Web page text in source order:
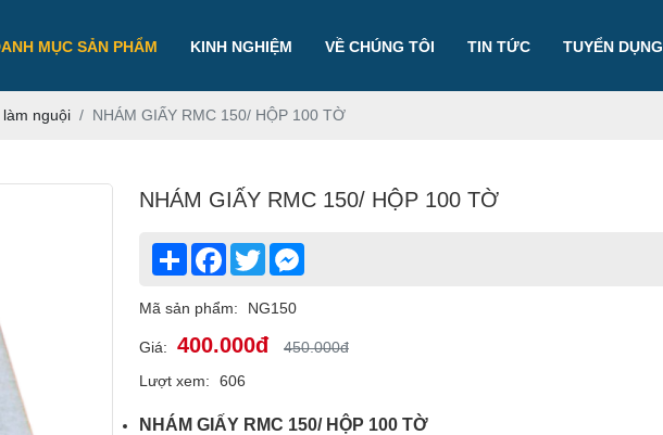
MỤC SẢN PHẨM KINH NGHIỆM VỀ CHÚNG TÔI TIN TỨC TUYỂN DỤNG
làm nguội NHÁM GIẤY RMC 150/ HỘP 100 TỜ
NHÁM GIẤY RMC 150/ HỘP 100 TỜ
Share Facebook
Twitter
Mã sản phẩm: NG150
Giá: 400.000đ
450.000đ
Lượt xem:
606
NHÁM GIẤY RMC 150/ HỘP 100 TỜ